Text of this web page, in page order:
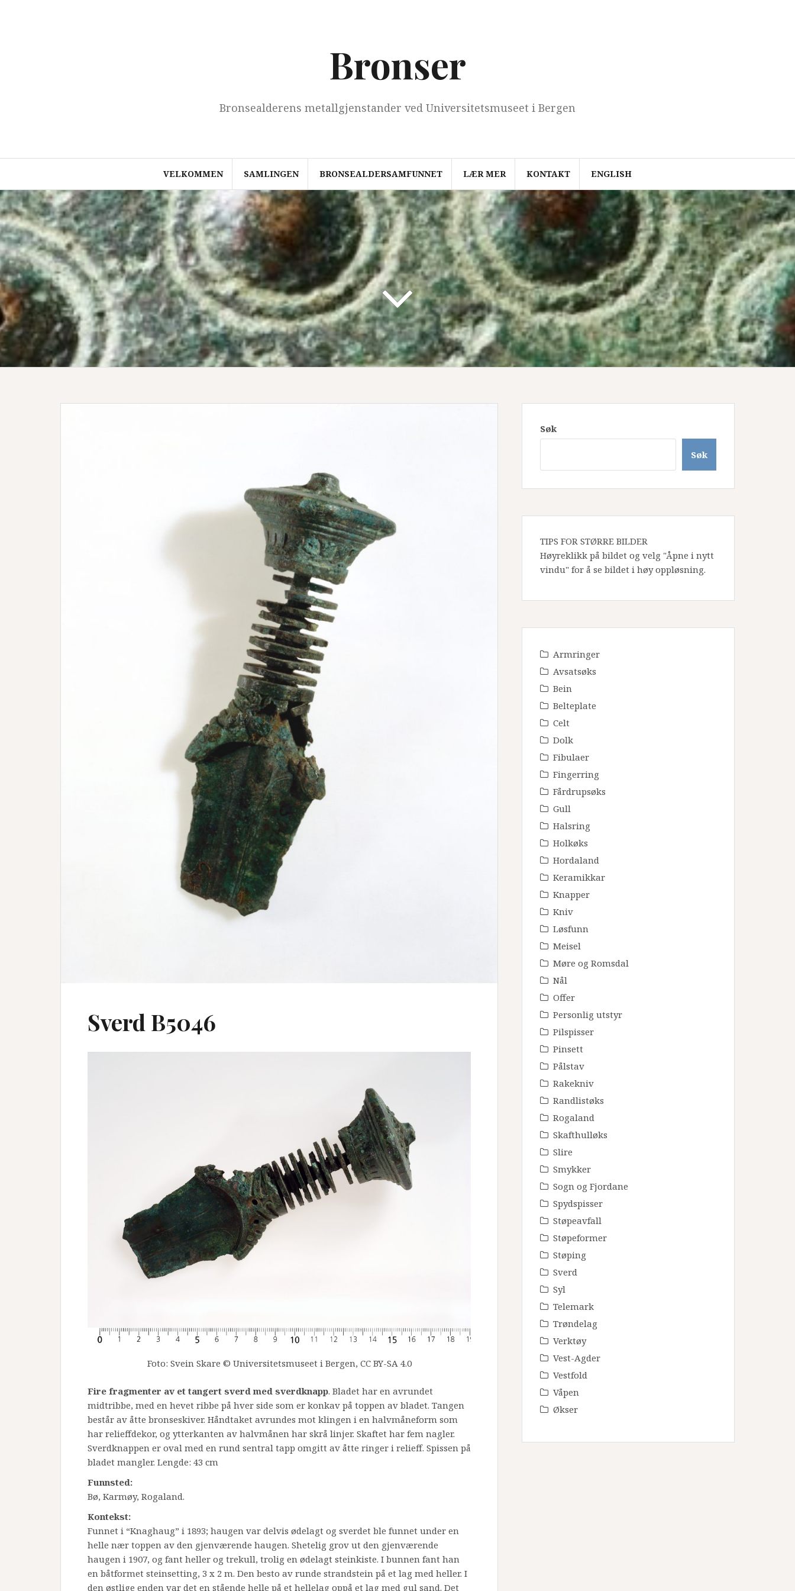
Bronser
Bronsealderens metallgjenstander ved Universitetsmuseet i Bergen
VELKOMMEN SAMLINGEN BRONSEALDERSAMFUNNET LÆR MER KONTAKT ENGLISH
Sverd B5046
Foto: Svein Skare © Universitetsmuseet i Bergen, CC BY-SA 4.0
Fire fragmenter av et tangert sverd med sverdknapp. Bladet har en avrundet
midtribbe, med en hevet ribbe på hver side som er konkav på toppen av bladet. Tangen
består av åtte bronseskiver. Håndtaket avrundes mot klingen i en halvmåneform som
har relieffdekor, og ytterkanten av halvmånen har skrå linjer. Skaftet har fem nagler.
Sverdknappen er oval med en rund sentral tapp omgitt av åtte ringer i relieff. Spissen på
bladet mangler. Lengde: 43 cm
Funnsted:
Bø, Karmøy, Rogaland.
Kontekst:
Funnet i “Knaghaug” i 1893; haugen var delvis ødelagt og sverdet ble funnet under en
helle nær toppen av den gjenværende haugen. Shetelig grov ut den gjenværende
haugen i 1907, og fant heller og trekull, trolig en ødelagt steinkiste. I bunnen fant han
en båtformet steinsetting, 3 x 2 m. Den besto av runde strandstein på et lag med heller. I
den østlige enden var det en stående helle på et hellelag oppå et lag med gul sand. Det
Søk
Søk
TIPS FOR STØRRE BILDER
Høyreklikk på bildet og velg "Åpne i nytt
vindu" for å se bildet i høy oppløsning.
Armringer
Avsatsøks
Bein
Belteplate
Celt
Dolk
Fibulaer
Fingerring
Fårdrupsøks
Gull
Halsring
Holkøks
Hordaland
Keramikkar
Knapper
Kniv
Løsfunn
Meisel
Møre og Romsdal
Nål
Offer
Personlig utstyr
Pilspisser
Pinsett
Pålstav
Rakekniv
Randlistøks
Rogaland
Skafthulløks
Slire
Smykker
Sogn og Fjordane
Spydspisser
Støpeavfall
Støpeformer
Støping
Sverd
Syl
Telemark
Trøndelag
Verktøy
Vest-Agder
Vestfold
Våpen
Økser